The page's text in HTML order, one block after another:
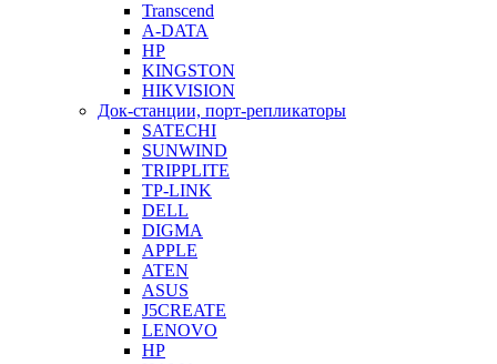
Transcend
A-DATA
HP
KINGSTON
HIKVISION
Док-станции, порт-репликаторы
SATECHI
SUNWIND
TRIPPLITE
TP-LINK
DELL
DIGMA
APPLE
ATEN
ASUS
J5CREATE
LENOVO
HP